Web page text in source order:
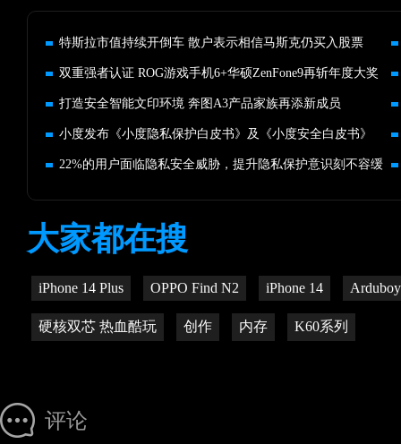
特斯拉市值持续开倒车 散户表示相信马斯克仍买入股票
双重强者认证 ROG游戏手机6+华硕ZenFone9再斩年度大奖
打造安全智能文印环境 奔图A3产品家族再添新成员
小度发布《小度隐私保护白皮书》及《小度安全白皮书》
22%的用户面临隐私安全威胁，提升隐私保护意识刻不容缓
大家都在搜
iPhone 14 Plus OPPO Find N2 iPhone 14
硬核双芯 热血酷玩 创作 内存 K60系列
评论